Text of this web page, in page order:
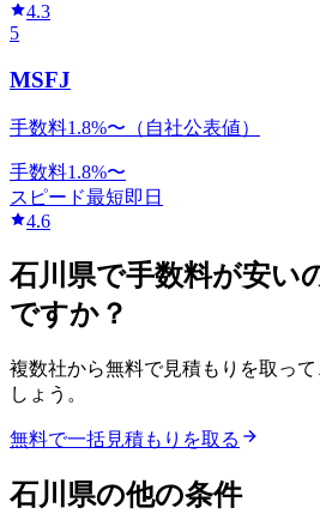
4.3
5
MSFJ
手数料1.8%〜（自社公表値）
手数料1.8%〜
スピード最短即日
4.6
石川県で手数料が安い
ですか？
複数社から無料で見積もりを取っ
しょう。
無料で一括見積もりを取る
石川県の他の条件